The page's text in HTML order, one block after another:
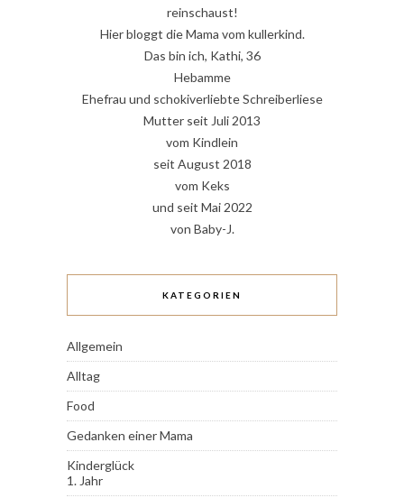
reinschaust!
Hier bloggt die Mama vom kullerkind.
Das bin ich, Kathi, 36
Hebamme
Ehefrau und schokiverliebte Schreiberliese
Mutter seit Juli 2013
vom Kindlein
seit August 2018
vom Keks
und seit Mai 2022
von Baby-J.
KATEGORIEN
Allgemein
Alltag
Food
Gedanken einer Mama
Kinderglück
1. Jahr